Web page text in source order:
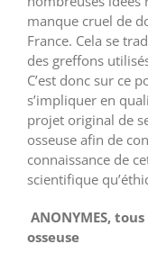
manque cruel de
France. Cela se
des greffons
C’est donc sur ce
s’impliquer en
projet original de
osseuse afin de
connaissance de
scientifique
ANONYMES,
osseuse